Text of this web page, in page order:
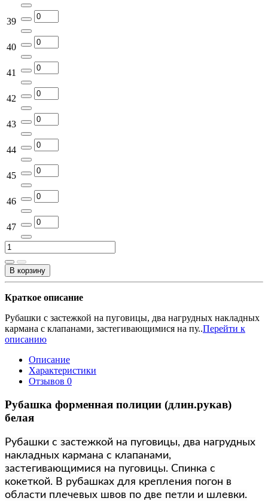
39
40
41
42
43
44
45
46
47
В корзину
Краткое описание
Рубашки с застежкой на пуговицы, два нагрудных накладных
кармана с клапанами, застегивающимися на пу..Перейти к
описанию
Описание
Характеристики
Отзывов 0
Рубашка форменная полиции (длин.рукав)
белая
Рубашки с застежкой на пуговицы, два нагрудных
накладных кармана с клапанами,
застегивающимися на пуговицы. Спинка с
кокеткой. В рубашках для крепления погон в
области плечевых швов по две петли и шлевки.